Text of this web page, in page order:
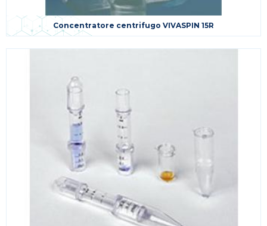
Concentratore centrifugo VIVASPIN 15R